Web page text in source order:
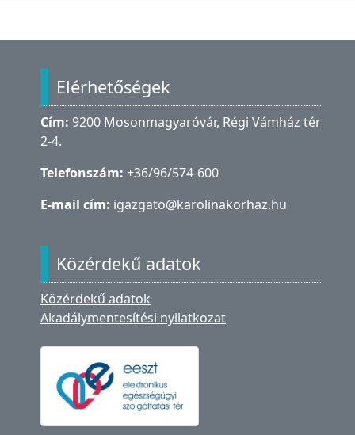
Elérhetőségek
Cím: 9200 Mosonmagyaróvár, Régi Vámház tér
2-4.
Telefonszám: +36/96/574-600
E-mail cím: igazgato@karolinakorhaz.hu
Közérdekű adatok
Közérdekű adatok
Akadálymentesítési nyilatkozat